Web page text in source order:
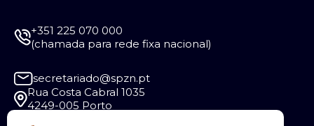
+351 225 070 000
(chamada para rede fixa nacional)
secretariado@spzn.pt
Rua Costa Cabral 1035
4249-005 Porto